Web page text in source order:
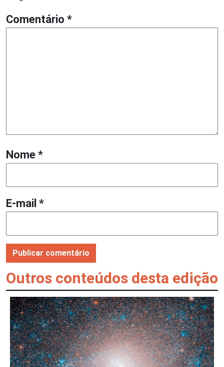
Comentário *
Nome *
E-mail *
Outros conteúdos desta edição